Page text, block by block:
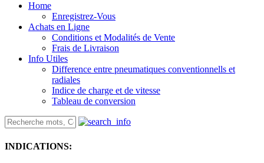
Home
Enregistrez-Vous
Achats en Ligne
Conditions et Modalités de Vente
Frais de Livraison
Info Utiles
Difference entre pneumatiques conventionnells et
radiales
Indice de charge et de vitesse
Tableau de conversion
INDICATIONS: